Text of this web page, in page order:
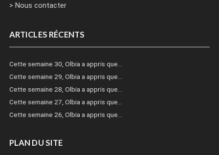
> Nous contacter
ARTICLES RÉCENTS
Cette semaine 30, Olbia a appris que…
Cette semaine 29, Olbia a appris que…
Cette semaine 28, Olbia a appris que…
Cette semaine 27, Olbia a appris que…
Cette semaine 26, Olbia a appris que…
PLAN DU SITE